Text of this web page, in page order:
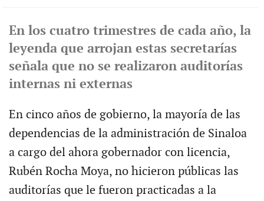
En los cuatro trimestres de cada año, la
leyenda que arrojan estas secretarías
señala que no se realizaron auditorías
internas ni externas
En cinco años de gobierno, la mayoría de las
dependencias de la administración de Sinaloa
a cargo del ahora gobernador con licencia,
Rubén Rocha Moya, no hicieron públicas las
auditorías que le fueron practicadas a la